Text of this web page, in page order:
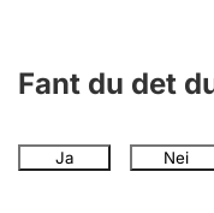
Fant du det
Ja Nei